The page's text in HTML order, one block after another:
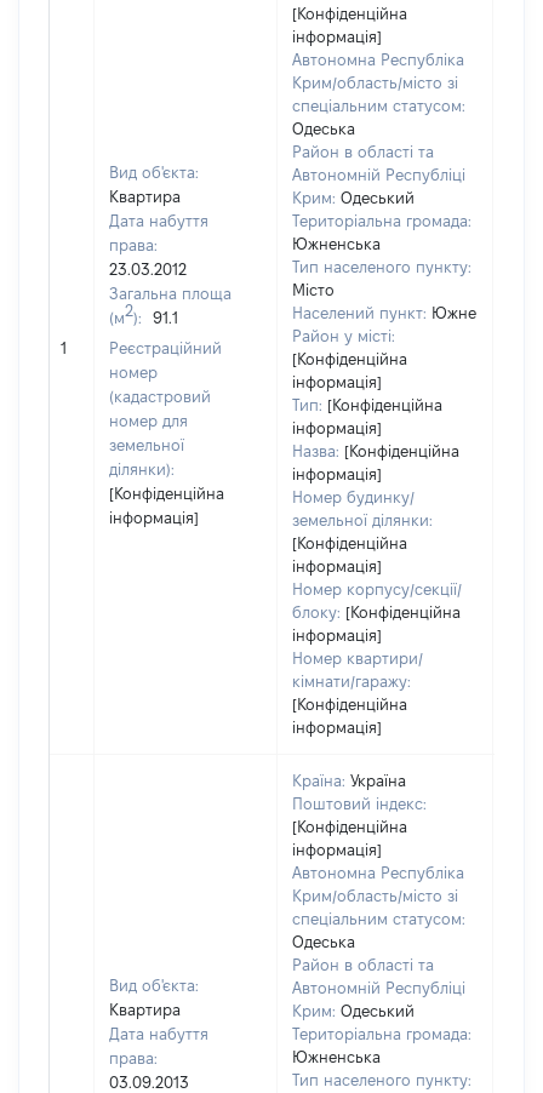
1
Вид об'єкта:
Квартира
Дата набуття
права:
23.03.2012
Загальна площа
(м2):
91.1
Реєстраційний
номер
(кадастровий
номер для
земельної
ділянки):
[Конфіденційна
інформація]
[Конфіденційна
інформація]
Автономна Республіка
Крим/область/місто зі
спеціальним статусом:
Одеська
Район в області та
Автономній Республіці
Крим: Одеський
Територіальна громада:
Южненська
Тип населеного пункту:
Місто
Населений пункт: Южне
Район у місті:
[Конфіденційна
інформація]
Тип: [Конфіденційна
інформація]
Назва: [Конфіденційна
інформація]
Номер будинку/
земельної ділянки:
[Конфіденційна
інформація]
Номер корпусу/секції/
блоку: [Конфіденційна
інформація]
Номер квартири/
кімнати/гаражу:
[Конфіденційна
інформація]
Вид об'єкта:
Квартира
Дата набуття
права:
03.09.2013
Країна: Україна
Поштовий індекс:
[Конфіденційна
інформація]
Автономна Республіка
Крим/область/місто зі
спеціальним статусом:
Одеська
Район в області та
Автономній Республіці
Крим: Одеський
Територіальна громада:
Южненська
Тип населеного пункту: